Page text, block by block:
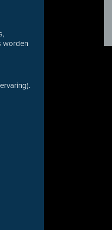
worden